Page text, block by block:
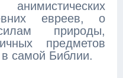
евреев, о
природы,
предметов
в самой Библии.